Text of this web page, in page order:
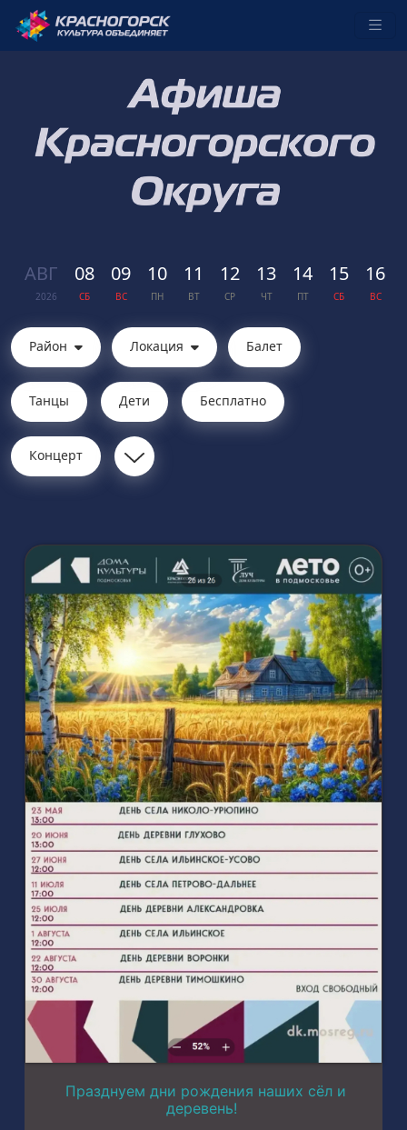
АВГ
2026
08
СБ
09
ВС
10
ПН
11
ВТ
12
СР
13
ЧТ
14
ПТ
15
СБ
16
ВС
Район Локация Балет
Танцы Дети Бесплатно
Концерт
Празднуем дни рождения наших сёл и
деревень!